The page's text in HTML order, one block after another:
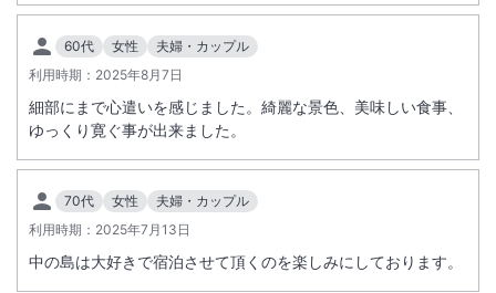
60代 女性
夫婦・カップル
利用時期： 2025年8月7日
細部にまで心遣いを感じました。綺麗な景色、美味しい食事、
ゆっくり寛ぐ事が出来ました。
70代 女性
夫婦・カップル
利用時期： 2025年7月13日
中の島は大好きで宿泊させて頂くのを楽しみにしております。